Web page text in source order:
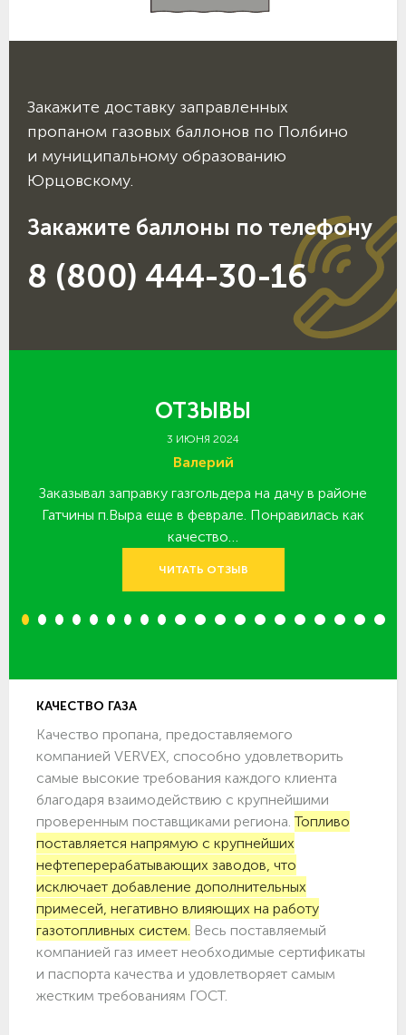
Закажите доставку заправленных
пропаном газовых баллонов по Полбино
и муниципальному образованию
Юрцовскому.
Закажите баллоны по телефону
8 (800) 444-30-16
ОТЗЫВЫ
3 ИЮНЯ 2024
Валерий
Заказывал заправку газгольдера на дачу в районе
Гатчины п.Выра еще в феврале. Понравилась как
качество…
ЧИТАТЬ ОТЗЫВ
1 2 3 4 5 6 7 8 9 10 11 12 13 14 15 16 17 18 19 20
КАЧЕСТВО ГАЗА
Качество пропана, предоставляемого
компанией VERVEX, способно удовлетворить
самые высокие требования каждого клиента
благодаря взаимодействию с крупнейшими
проверенным поставщиками региона.Топливо
поставляется напрямую с крупнейших
нефтеперерабатывающих заводов, что
исключает добавление дополнительных
примесей, негативно влияющих на работу
газотопливных систем. Весь поставляемый
компанией газ имеет необходимые сертификаты
и паспорта качества и удовлетворяет самым
жестким требованиям ГОСТ.